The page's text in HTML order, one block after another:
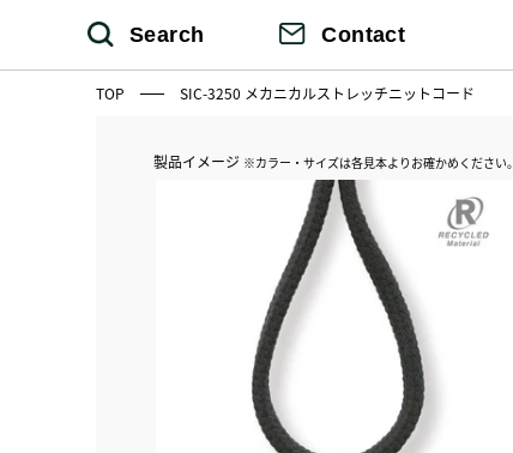
Search Contact
TOP SIC-3250 メカニカルストレッチニットコード
製品イメージ ※カラー・サイズは各見本よりお確かめください。